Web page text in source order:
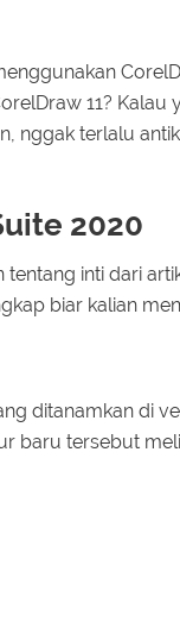
11? Kalau
nggak terlalu
2020
inti dari
biar kalian
ditanamkan di
baru tersebut